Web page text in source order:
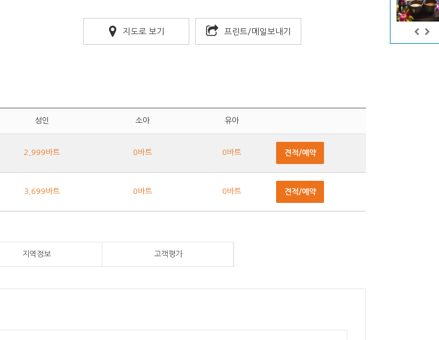
지도로 보기 프린트/메일보내기
성인 소아 유아
2,999바트 0바트 0바트 견적/예약
3,699바트 0바트 0바트 견적/예약
지역정보 고객평가